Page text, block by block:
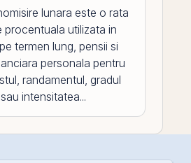
lunara este o rata
procentuala utilizata in
termen lung, pensii si
personala pentru
randamentul, gradul
intensitatea...